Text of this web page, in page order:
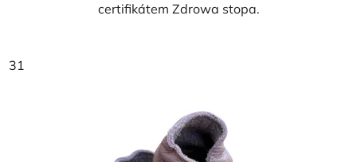
certifikátem Zdrowa stopa.
31